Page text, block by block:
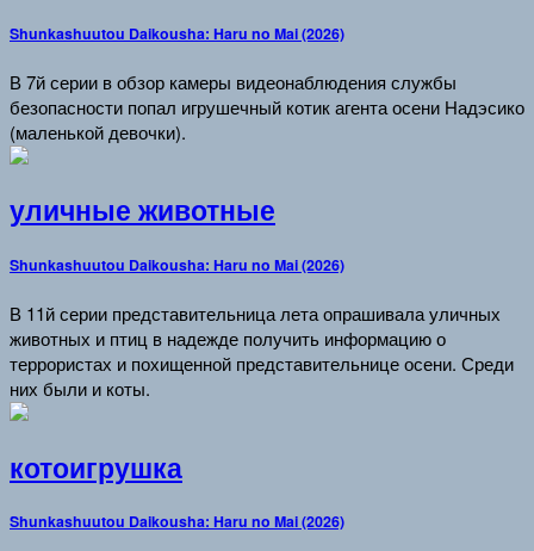
Shunkashuutou Daikousha: Haru no Mai (2026)
В 7й серии в обзор камеры видеонаблюдения службы
безопасности попал игрушечный котик агента осени Надэсико
(маленькой девочки).
уличные животные
Shunkashuutou Daikousha: Haru no Mai (2026)
В 11й серии представительница лета опрашивала уличных
животных и птиц в надежде получить информацию о
террористах и похищенной представительнице осени. Среди
них были и коты.
котоигрушка
Shunkashuutou Daikousha: Haru no Mai (2026)